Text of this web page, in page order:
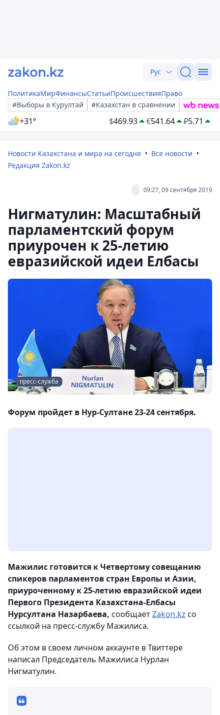
Рус
ПолитикаМирФинансыСтатьиПроисшествияПраво
#Выборы в Курултай
#Казахстан в сравнении
+31° $469.93 €541.64 ₽5.71
Новости Казахстана и мира на сегодня
Все новости
Редакция Zakon.kz
09:27, 09 сентября 2019
Нигматулин: Масштабный
парламентский форум
приурочен к 25-летию
евразийской идеи Елбасы
пресс-служба
Форум пройдет в Нур-Султане 23-24 сентября.
Мажилис готовится к Четвертому совещанию
спикеров парламентов стран Европы и Азии,
приуроченному к 25-летию евразийской идеи
Первого Президента Казахстана-Елбасы
Нурсултана Назарбаева, сообщаетZakon.kz со
ссылкой на пресс-службу Мажилиса.
Об этом в своем личном аккаунте в Твиттере
написал Председатель Мажилиса Нурлан
Нигматулин.